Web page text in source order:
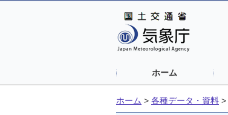
ホーム
ホーム > 各種データ・資料 >